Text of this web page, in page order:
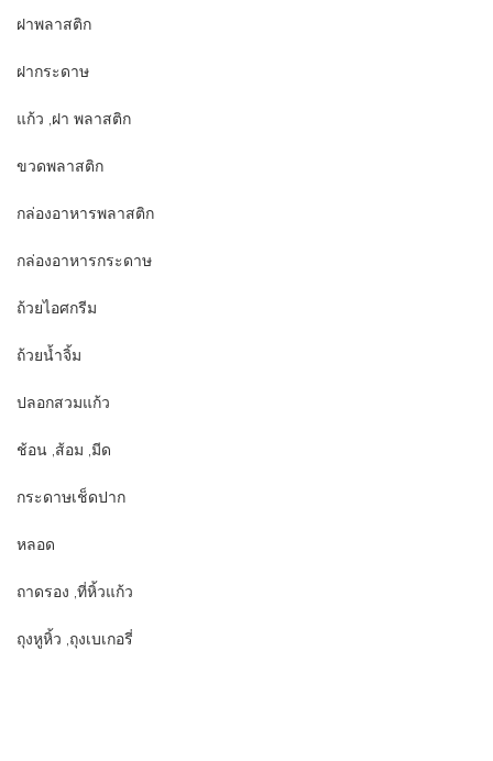
ฝาพลาสติก
ฝากระดาษ
แก้ว ,ฝา พลาสติก
ขวดพลาสติก
กล่องอาหารพลาสติก
กล่องอาหารกระดาษ
ถ้วยไอศกรีม
ถ้วยน้ำจิ้ม
ปลอกสวมแก้ว
ช้อน ,ส้อม ,มีด
กระดาษเช็ดปาก
หลอด
ถาดรอง ,ที่หิ้วแก้ว
ถุงหูหิ้ว ,ถุงเบเกอรี่